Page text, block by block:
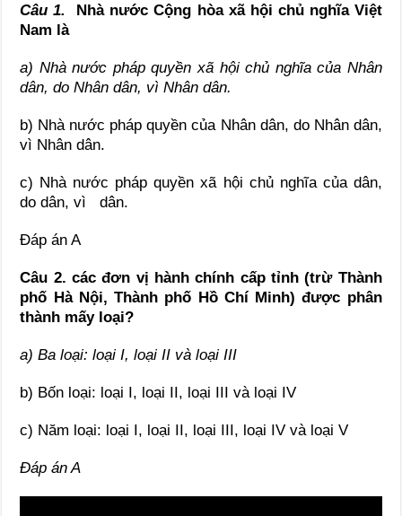
Câu 1.
Nhà nước Cộng hòa xã hội chủ nghĩa Việt
Nam là
a) Nhà nước pháp quyền xã hội chủ nghĩa của Nhân
dân, do Nhân dân, vì Nhân dân.
b) Nhà nước pháp quyền của Nhân dân, do Nhân dân,
vì Nhân dân.
c) Nhà nước pháp quyền xã hội chủ nghĩa của dân,
do dân, vì dân.
Đáp án A
Câu 2. các đơn vị hành chính cấp tỉnh (trừ Thành
phố Hà Nội, Thành phố Hồ Chí Minh) được phân
thành mấy loại?
a) Ba loại: loại I, loại II và loại III
b) Bốn loại: loại I, loại II, loại III và loại IV
c) Năm loại: loại I, loại II, loại III, loại IV và loại V
Đáp án A